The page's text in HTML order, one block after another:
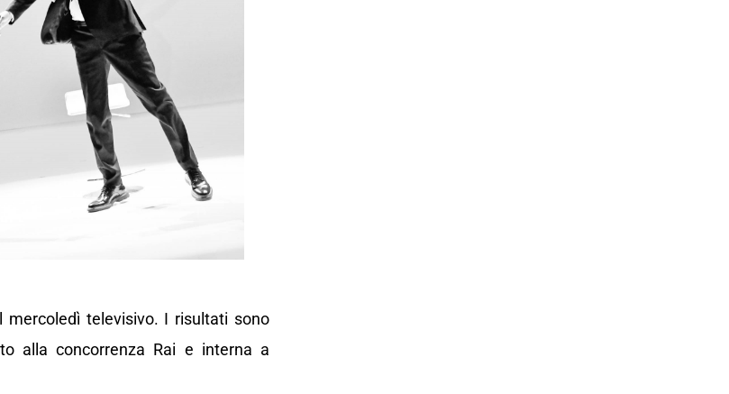
televisivo. I risultati sono
alla concorrenza Rai e interna a